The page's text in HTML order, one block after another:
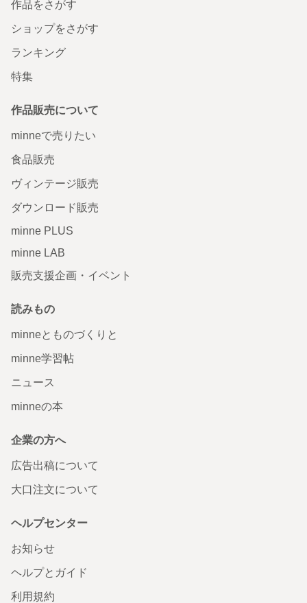
作品をさがす
ショップをさがす
ランキング
特集
作品販売について
minneで売りたい
食品販売
ヴィンテージ販売
ダウンロード販売
minne PLUS
minne LAB
販売支援企画・イベント
読みもの
minneとものづくりと
minne学習帖
ニュース
minneの本
企業の方へ
広告出稿について
大口注文について
ヘルプセンター
お知らせ
ヘルプとガイド
利用規約